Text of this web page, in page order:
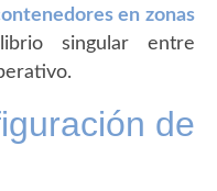
en zonas
singular entre
de